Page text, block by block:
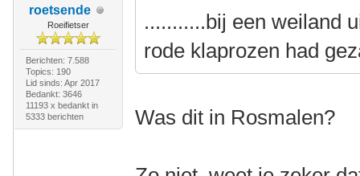
roetsende
Roeifietser
Berichten: 7.588
Topics: 190
Lid sinds: Apr 2017
Bedankt: 3646
11193 x bedankt in
5333 berichten
...........bij een weiland
rode klaprozen had
Was dit in Rosmalen?